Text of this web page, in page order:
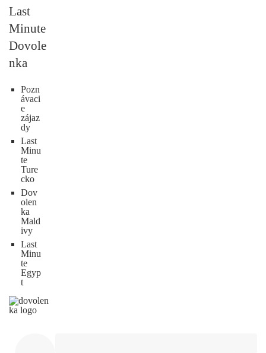
Last
Minute
Dovole
nka
Pozn
ávaci
e
zájaz
dy
Last
Minu
te
Ture
cko
Dov
olen
ka
Mald
ivy
Last
Minu
te
Egyp
t